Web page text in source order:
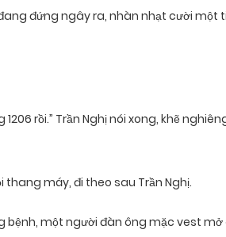
đứng ngây ra, nhàn nhạt cười một
rồi.” Trần Nghị nói xong, khẽ
thang máy, đi theo sau Trần Nghị.
bệnh, một người đàn ông mặc vest